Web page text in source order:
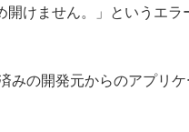
けません。」というエラ
みの開発元からのアプリ